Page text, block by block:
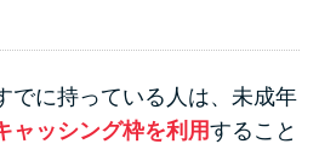
でに持っている人は、未成年
ャッシング枠を利用すること